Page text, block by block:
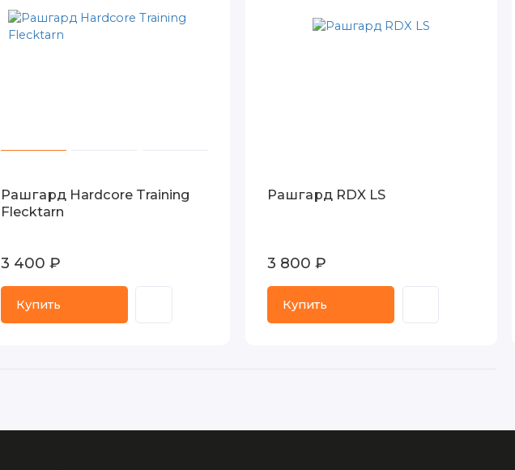
Рашгард Hardcore Training
Flecktarn
3 400 ₽
Купить
Рашгард RDX LS
3 800 ₽
Купить